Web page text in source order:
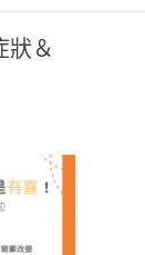
狀＆